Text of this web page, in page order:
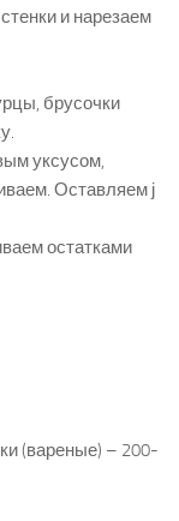
и нарезаем
брусочки
уксусом,
Оставляем ј
остатками
(вареные) – 200-